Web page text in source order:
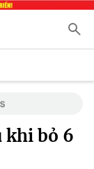
khi bỏ 6